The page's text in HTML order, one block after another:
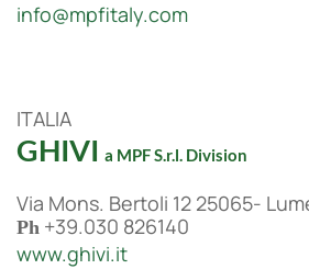
info@mpfitaly.com
ITALIA
GHIVI a MPF S.r.l. Division
Via Mons. Bertoli 12 25065-
Ph +39.030 826140
www.ghivi.it